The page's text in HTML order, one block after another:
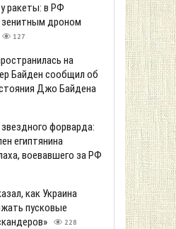
ракеты: в РФ
зенитным дроном
127
на
Байден сообщил об
Джо Байдена
форварда:
египтянина
воевавшего за РФ
как Украина
пусковые
228